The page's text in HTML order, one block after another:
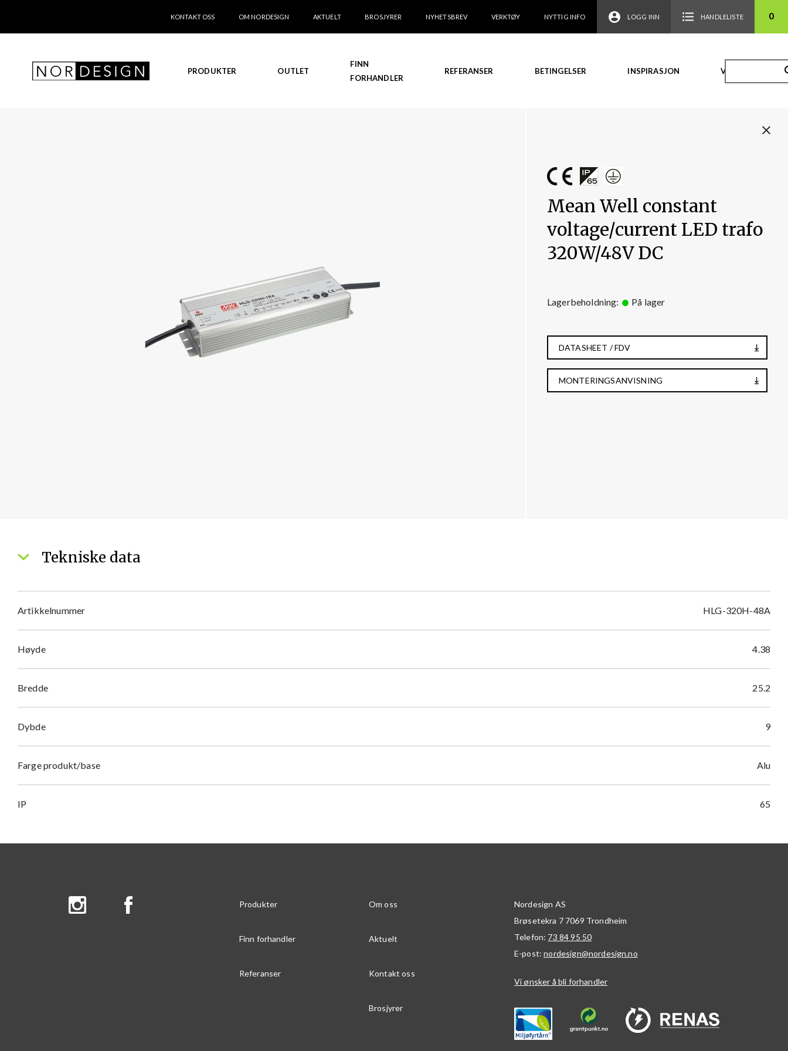
KONTAKT OSS OM NORDESIGN AKTUELT BROSJYRER NYHETSBREV VERKTØY NYTTIG INFO LOGG INN HANDLELISTE 0
PRODUKTER OUTLET
FINN
FORHANDLER
REFERANSER BETINGELSER INSPIRASJON VIDEO
Mean Well constant
voltage/current LED trafo
320W/48V DC
Lagerbeholdning: På lager
DATASHEET / FDV
MONTERINGSANVISNING
Tekniske data
Artikkelnummer HLG-320H-48A
Høyde 4.38
Bredde 25.2
Dybde 9
Farge produkt/base Alu
IP 65
Produkter Om oss
Finn forhandler Aktuelt
Referanser Kontakt oss
Brosjyrer
Nordesign AS
Brøsetekra 7 7069 Trondheim
Telefon: 73 84 95 50
E-post:nordesign@nordesign.no
Vi ønsker å bli forhandler